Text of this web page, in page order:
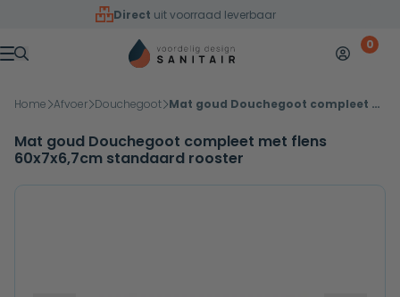
Overslaan naar inhoud
Direct uit voorraad leverbaar
Menu
Mijn 0
Home Afvoer Douchegoot Mat goud Douchegoot compleet met flens 60x7x6,7cm standaard rooster
Mat goud Douchegoot compleet met flens
60x7x6,7cm standaard rooster